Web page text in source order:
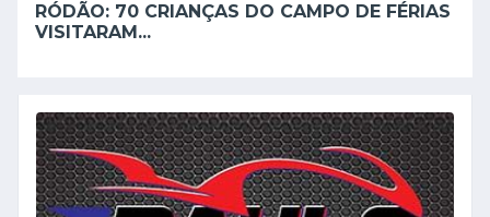
RÓDÃO: 70 CRIANÇAS DO CAMPO DE FÉRIAS
VISITARAM...